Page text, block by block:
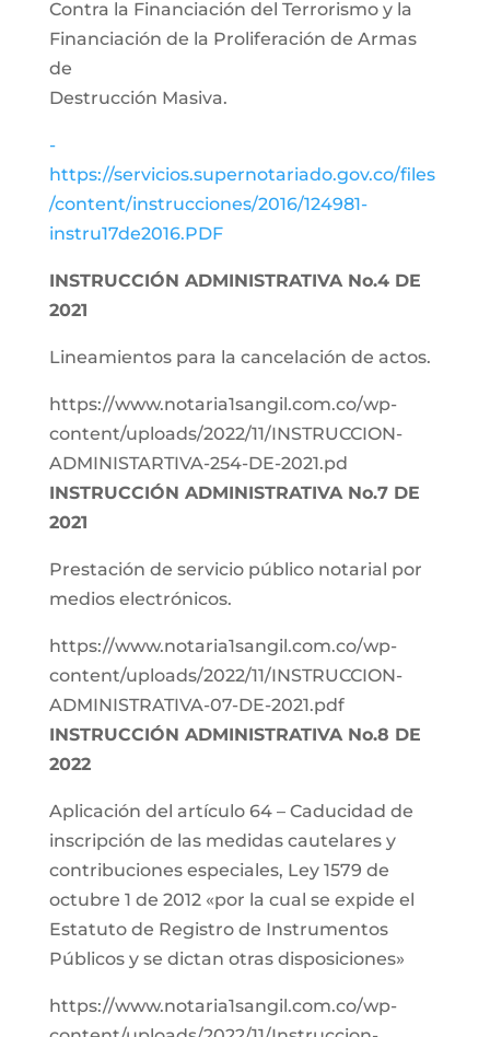
Contra la Financiación del Terrorismo y la
Financiación de la Proliferación de Armas
de
Destrucción Masiva.
-
https://servicios.supernotariado.gov.co/files
/content/instrucciones/2016/124981-
instru17de2016.PDF
INSTRUCCIÓN ADMINISTRATIVA No.4 DE
2021
Lineamientos para la cancelación de actos.
https://www.notaria1sangil.com.co/wp-
content/uploads/2022/11/INSTRUCCION-
ADMINISTARTIVA-254-DE-2021.pd
INSTRUCCIÓN ADMINISTRATIVA No.7 DE
2021
Prestación de servicio público notarial por
medios electrónicos.
https://www.notaria1sangil.com.co/wp-
content/uploads/2022/11/INSTRUCCION-
ADMINISTRATIVA-07-DE-2021.pdf
INSTRUCCIÓN ADMINISTRATIVA No.8 DE
2022
Aplicación del artículo 64 – Caducidad de
inscripción de las medidas cautelares y
contribuciones especiales, Ley 1579 de
octubre 1 de 2012 «por la cual se expide el
Estatuto de Registro de Instrumentos
Públicos y se dictan otras disposiciones»
https://www.notaria1sangil.com.co/wp-